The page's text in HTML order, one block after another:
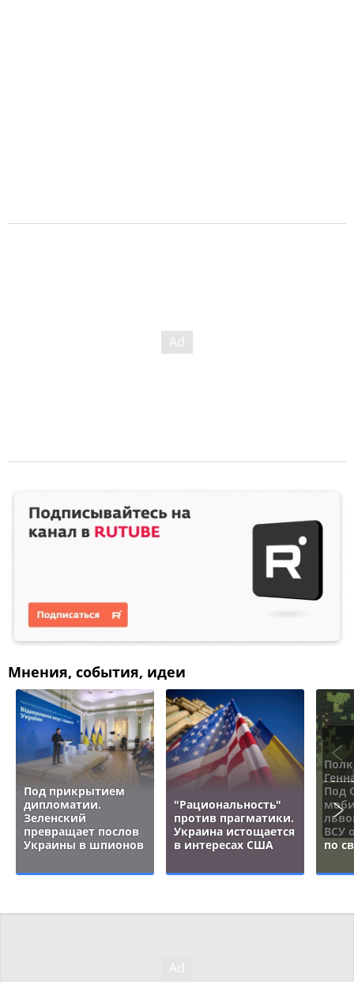
Мнения, события, идеи
Под прикрытием
дипломатии.
Зеленский
превращает послов
Украины в шпионов
"Рациональность"
против прагматики.
Украина истощается
в интересах США
Под
ВСУ
по